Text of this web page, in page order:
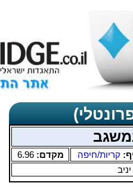
קריות/חיפה מקדם:6.96